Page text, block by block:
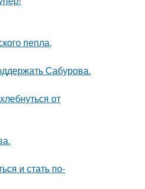
пепла,
Сабурова.
от
и стать по-